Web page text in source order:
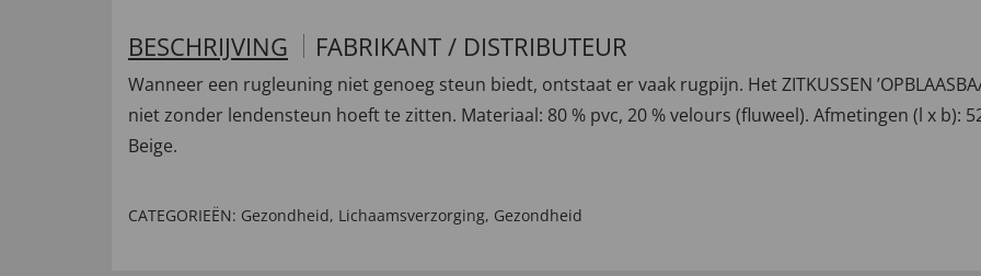
BESCHRIJVING FABRIKANT / DISTRIBUTEUR
Wanneer een rugleuning niet genoeg steun biedt, ontstaat er vaak rugpijn. Het ZITKUSSEN
niet zonder lendensteun hoeft te zitten. Materiaal: 80 % pvc, 20 % velours (fluweel). Afmetingen (l x b):
Beige.
CATEGORIEËN: Gezondheid, Lichaamsverzorging, Gezondheid